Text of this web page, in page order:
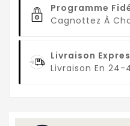
Programme
Cagnottez À
Livraison
Livraison En 24-